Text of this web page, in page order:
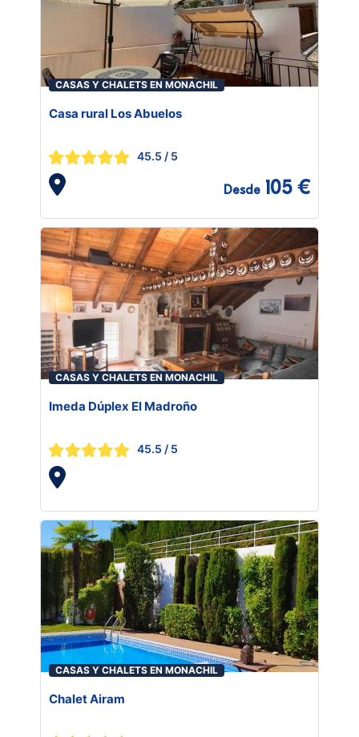
CASAS Y CHALETS EN MONACHIL
Casa rural Los Abuelos
45.5 / 5
Desde 105 €
CASAS Y CHALETS EN MONACHIL
Imeda Dúplex El Madroño
45.5 / 5
CASAS Y CHALETS EN MONACHIL
Chalet Airam